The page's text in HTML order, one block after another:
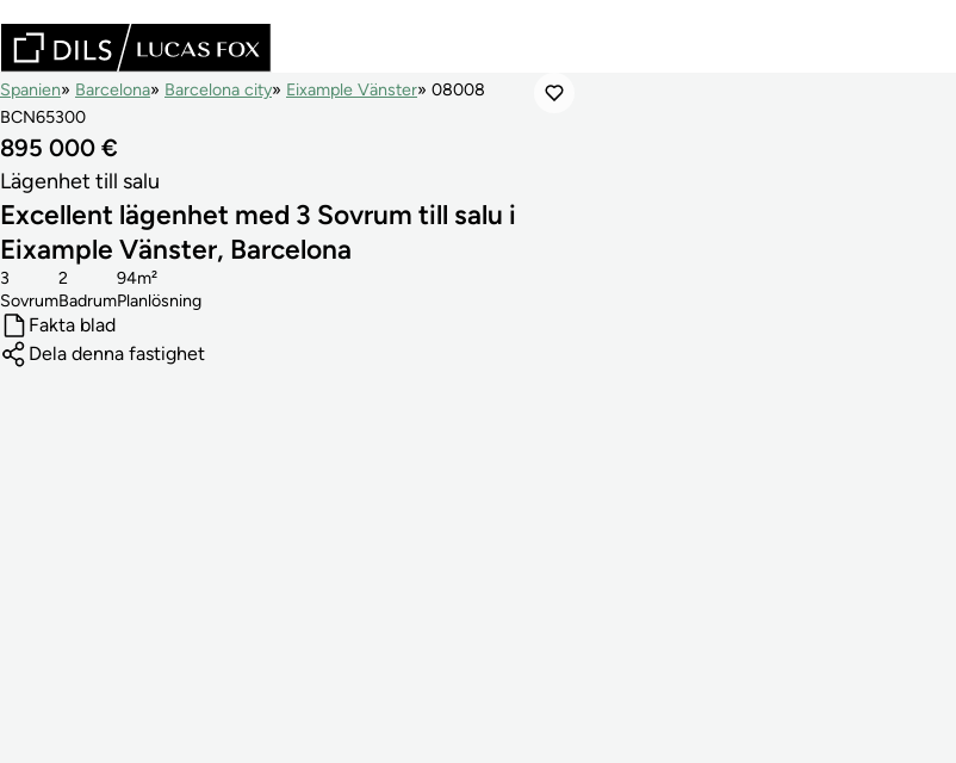
Spanien Barcelona Barcelona city Eixample Vänster
08008
BCN65300
895 000 €
Lägenhet till salu
Excellent lägenhet med 3 Sovrum till salu i
Eixample Vänster, Barcelona
Sovrum
3
Badrum
2
Planlösning
94m²
Fakta blad
Dela denna fastighet